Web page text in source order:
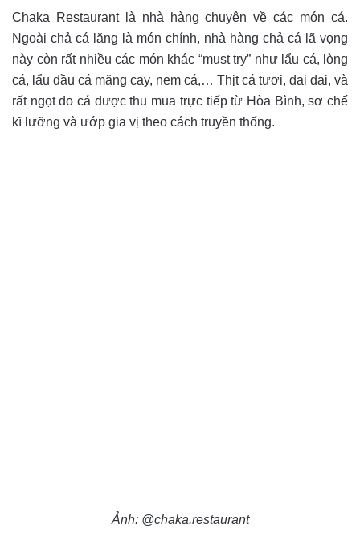
Chaka Restaurant là nhà hàng chuyên về các món cá.
Ngoài chả cá lăng là món chính, nhà hàng chả cá lã vọng
này còn rất nhiều các món khác “must try” như lẩu cá, lòng
cá, lẩu đầu cá măng cay, nem cá,… Thịt cá tươi, dai dai, và
rất ngọt do cá được thu mua trực tiếp từ Hòa Bình, sơ chế
kĩ lưỡng và ướp gia vị theo cách truyền thống.
Ảnh: @chaka.restaurant